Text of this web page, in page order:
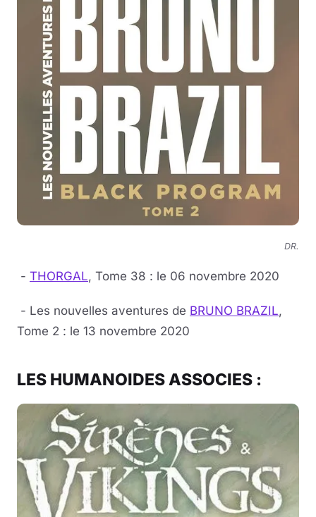
DR.
- THORGAL, Tome 38 : le 06 novembre 2020
- Les nouvelles aventures de BRUNO BRAZIL,
Tome 2 : le 13 novembre 2020
LES HUMANOIDES ASSOCIES :